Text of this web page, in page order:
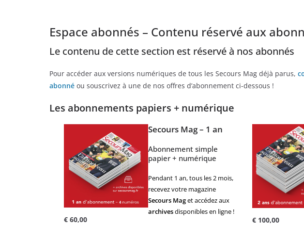
Espace abonnés – Contenu réservé aux
Le contenu de cette section est réservé à nos abonnés
Pour accéder aux versions numériques de tous les Secours Mag déjà parus,
abonné ou souscrivez à une de nos offres d’abonnement ci-dessous !
Les abonnements papiers + numérique
€ 60,00
Secours Mag – 1 an
Abonnement simple
papier + numérique
Pendant 1 an, tous les 2 mois,
recevez votre magazine
Secours Maget accédez aux
archivesdisponibles en ligne !
€100,00